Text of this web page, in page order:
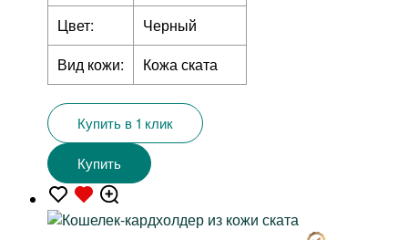
Цвет:
Черный
Вид кожи:
Кожа ската
Купить в 1 клик
Купить